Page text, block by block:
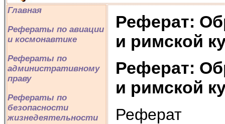
Главная
Рефераты по авиации
и космонавтике
Рефераты по
административному
праву
Рефераты по
безопасности
жизнедеятельности
Реферат:
и римской
Реферат:
и римской
Реферат